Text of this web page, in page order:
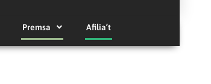
Premsa Afilia’t